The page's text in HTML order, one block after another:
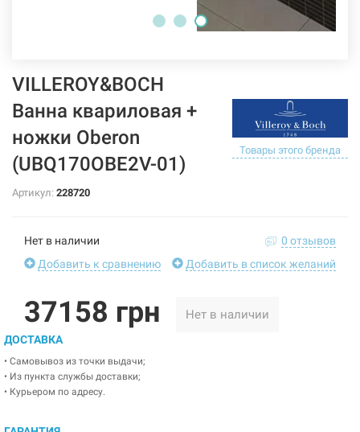
VILLEROY&BOCH
Ванна квариловая +
ножки Oberon
(UBQ170OBE2V-01)
Товары этого бренда
Артикул: 228720
Нет в наличии
0 отзывов
Добавить к сравнению
Добавить в список желаний
37158 грн Нет в наличии
ДОСТАВКА
• Самовывоз из точки выдачи;
• Из пункта службы доставки;
• Курьером по адресу.